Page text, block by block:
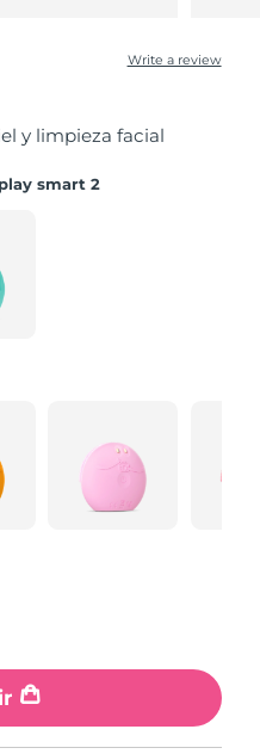
Write a review
y limpieza facial
smart 2